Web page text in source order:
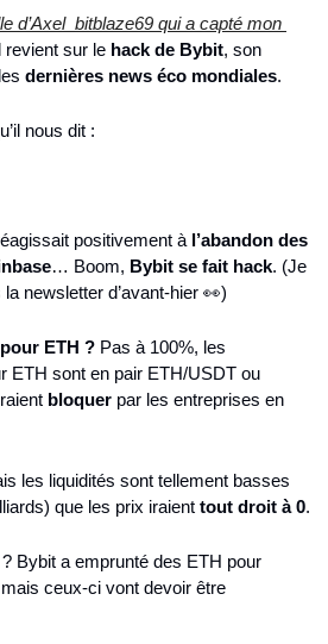
d’Axel_bitblaze69 qui a capté mon
revient sur le hack de Bybit
dernières news éco mondiales.
nous dit :
positivement à l’abandon des
… Boom, Bybit se fait hack. (Je
la newsletter d’avant-hier 👀)
ETH ? Pas à 100%, les
ETH sont en pair ETH/USDT ou
bloquer par les entreprises en
les liquidités sont tellement basses
que les prix iraient tout droit à 0.
? Bybit a emprunté des ETH pour
ceux-ci vont devoir être